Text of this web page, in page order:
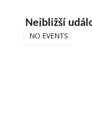
Nejbližší
NO EVENTS